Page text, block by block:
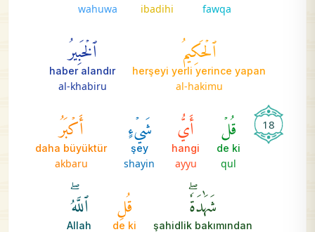
fawqa
ibadihi
wahuwa
ٱلۡحَكِيمُ
herşeyi yerli yerince yapan
al-hakimu
ٱلۡخَبِيرُ
haber alandır
al-khabiru
18 قُلۡ
de ki
qul
أَيُّ
hangi
ayyu
شَيۡءٍ
şey
shayin
أَكۡبَرُ
daha büyüktür
akbaru
شَهَٰدَةٗۖ
şahidlik bakımından
قُلِ
de ki
ٱللَّهُۖ
Allah